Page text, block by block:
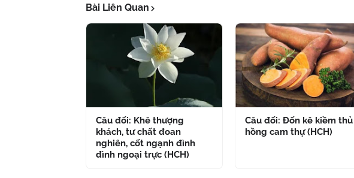
Bài Liên Quan
Câu đối: Khê thượng
khách, tư chất đoan
nghiên, cốt ngạnh đình
đình ngoại trực (HCH)
Câu đối: Đốn kê kiềm thủ
hồng cam thự (HCH)